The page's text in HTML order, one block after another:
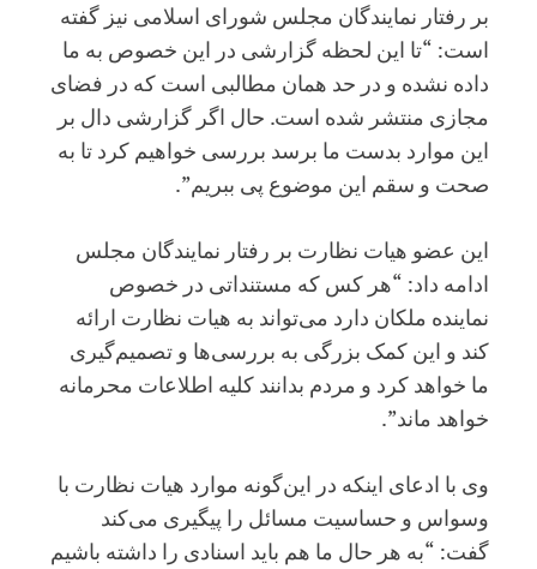
بر رفتار نمایندگان مجلس شورای اسلامی نیز گفته
است: “تا این لحظه گزارشی در این خصوص به ما
داده نشده و در حد همان مطالبی است که در فضای
مجازی منتشر شده است. حال اگر گزارشی دال بر
این موارد بدست ما برسد بررسی خواهیم کرد تا به
صحت و سقم این موضوع پی ببریم”.
این عضو هیات نظارت بر رفتار نمایندگان مجلس
ادامه داد: “هر کس که مستنداتی در خصوص
نماینده ملکان دارد می‌تواند به هیات نظارت ارائه
کند و این کمک بزرگی به بررسی‌ها و تصمیم‌گیری
ما خواهد کرد و مردم بدانند کلیه اطلاعات محرمانه
خواهد ماند”.
وی با ادعای اینکه در این‌گونه موارد هیات نظارت با
وسواس و حساسیت مسائل را پیگیری می‌کند
گفت: “به هر حال ما هم باید اسنادی را داشته باشیم